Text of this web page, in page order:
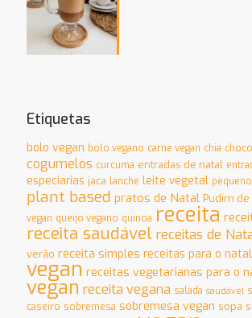
Etiquetas
bolo vegan bolo vegano carne vegan chia
cogumelos curcuma entradas de natal
especiarias jaca lanche leite vegetal
plant based pratos de Natal Pudim de
vegan queijo vegano quinoa receita
receita saudável receitas de
verão receita simples receitas para o natal
vegan receitas vegetarianas para o
vegan receita vegana salada saudável
caseiro sobremesa sobremesa vegan sopa